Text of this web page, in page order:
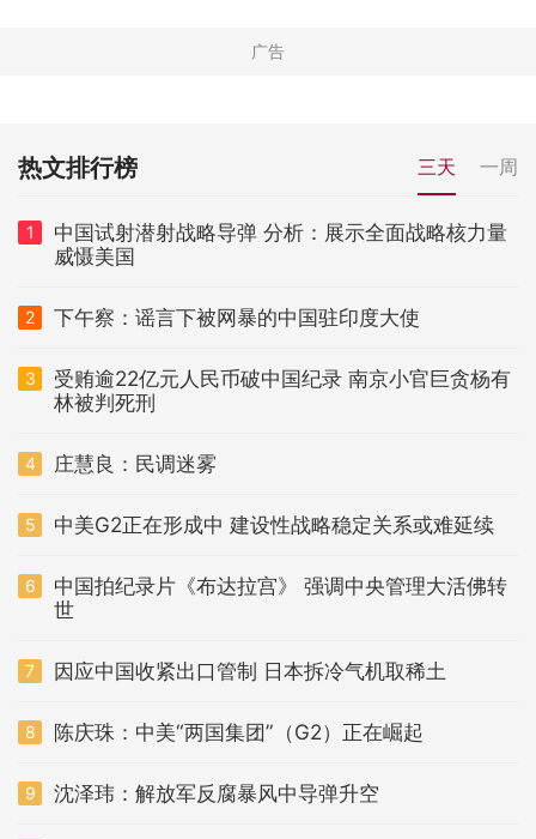
热文排行榜 三天 一周
1
中国试射潜射战略导弹 分析：展示全面战略核力量
威慑美国
2 下午察：谣言下被网暴的中国驻印度大使
3
受贿逾22亿元人民币破中国纪录 南京小官巨贪杨有
林被判死刑
4 庄慧良：民调迷雾
5 中美G2正在形成中 建设性战略稳定关系或难延续
6
中国拍纪录片《布达拉宫》 强调中央管理大活佛转
世
7 因应中国收紧出口管制 日本拆冷气机取稀土
8 陈庆珠：中美“两国集团”（G2）正在崛起
9 沈泽玮：解放军反腐暴风中导弹升空